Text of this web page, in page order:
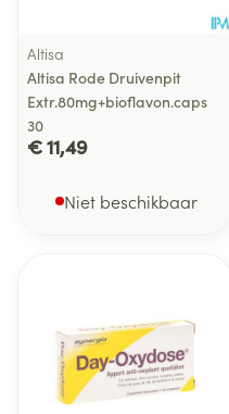
Altisa
Altisa Rode Druivenpit
Extr.80mg+bioflavon.caps
30
€ 11,49
Niet beschikbaar